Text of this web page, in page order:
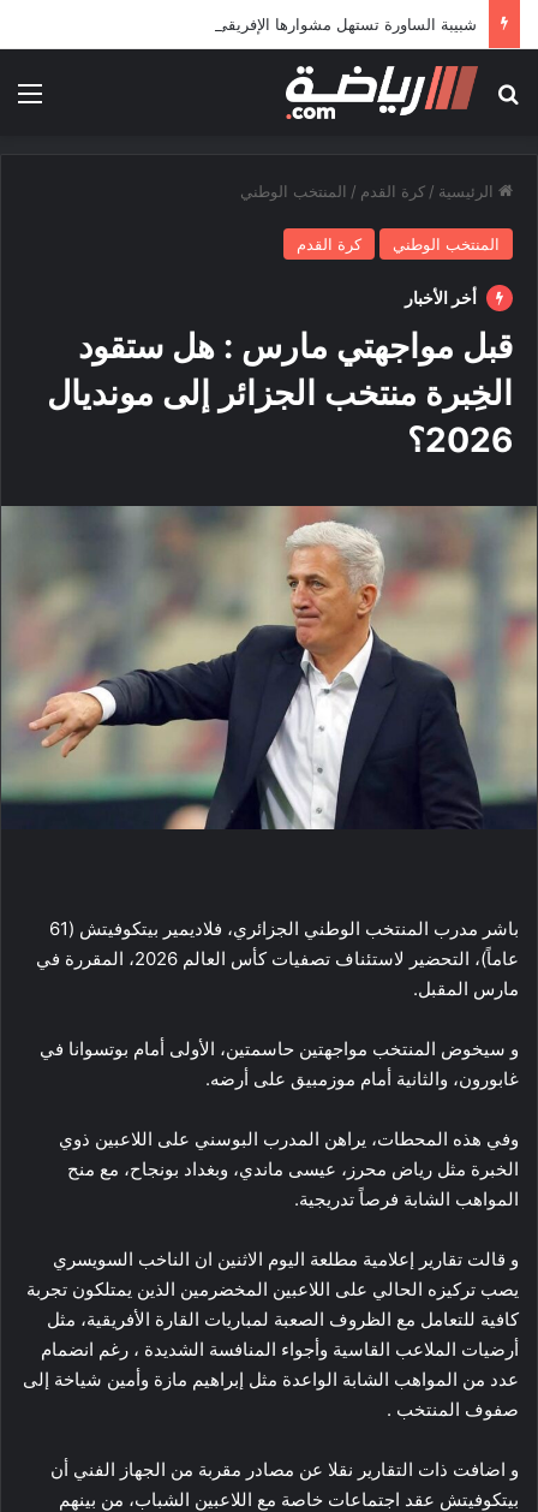
شبيبة الساورة تستهل مشوارها الإفريقي بمواجهة حافيا كوناكري
بحث عن
الرئيسية / كرة القدم / المنتخب الوطني
المنتخب الوطني كرة القدم
أخر الأخبار
قبل مواجهتي مارس : هل ستقود
الخِبرة منتخب الجزائر إلى مونديال
2026؟
باشر مدرب المنتخب الوطني الجزائري، فلاديمير بيتكوفيتش (61
عاماً)، التحضير لاستئناف تصفيات كأس العالم 2026، المقررة في
مارس المقبل.
و سيخوض المنتخب مواجهتين حاسمتين، الأولى أمام بوتسوانا في
غابورون، والثانية أمام موزمبيق على أرضه.
وفي هذه المحطات، يراهن المدرب البوسني على اللاعبين ذوي
الخبرة مثل رياض محرز، عيسى ماندي، وبغداد بونجاح، مع منح
المواهب الشابة فرصاً تدريجية.
و قالت تقارير إعلامية مطلعة اليوم الاثنين ان الناخب السويسري
يصب تركيزه الحالي على اللاعبين المخضرمين الذين يمتلكون تجربة
كافية للتعامل مع الظروف الصعبة لمباريات القارة الأفريقية، مثل
أرضيات الملاعب القاسية وأجواء المنافسة الشديدة ، رغم انضمام
عدد من المواهب الشابة الواعدة مثل إبراهيم مازة وأمين شياخة إلى
صفوف المنتخب .
و اضافت ذات التقارير نقلا عن مصادر مقربة من الجهاز الفني أن
بيتكوفيتش عقد اجتماعات خاصة مع اللاعبين الشباب، من بينهم